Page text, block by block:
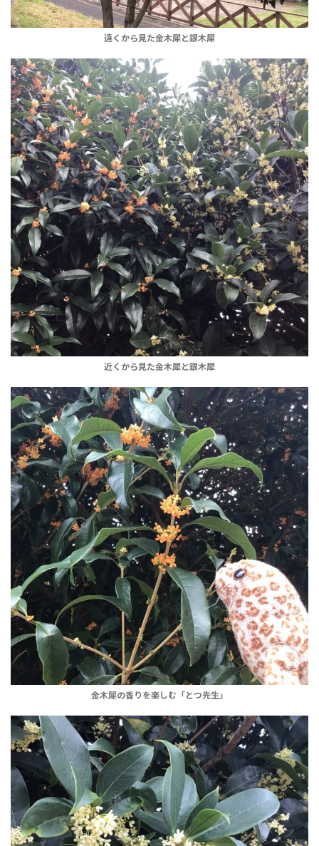
遠くから見た金木犀と銀木犀
近くから見た金木犀と銀木犀
金木犀の香りを楽しむ「とつ先生」